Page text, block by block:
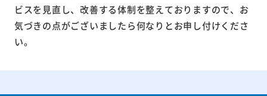
ビスを見直し、改善する体制を整えておりますので、お
気づきの点がございましたら何なりとお申し付けくださ
い。